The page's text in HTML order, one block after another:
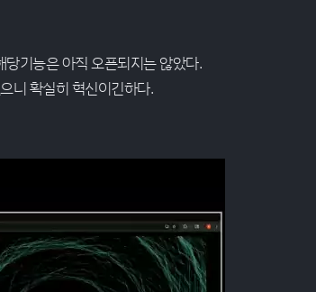
당기능은 아직 오픈되지는 않았다.
니 확실히 혁신이긴하다.